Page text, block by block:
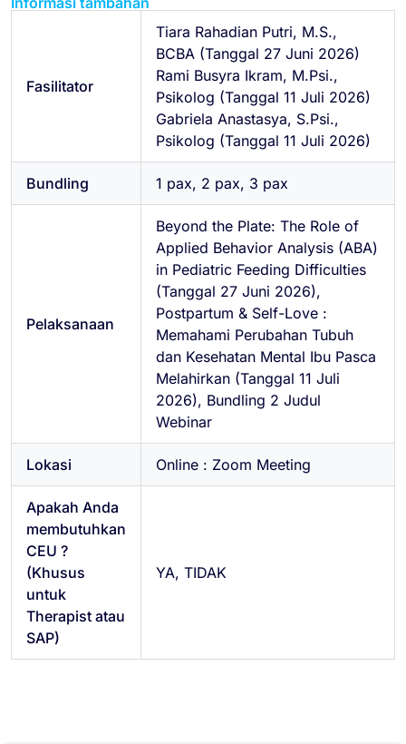
Fasilitator
Tiara Rahadian Putri, M.S.,
BCBA (Tanggal 27 Juni 2026)
Rami Busyra Ikram, M.Psi.,
Psikolog (Tanggal 11 Juli 2026)
Gabriela Anastasya, S.Psi.,
Psikolog (Tanggal 11 Juli 2026)
Bundling 1 pax, 2 pax, 3 pax
Pelaksanaan
Beyond the Plate: The Role of
Applied Behavior Analysis (ABA)
in Pediatric Feeding Difficulties
(Tanggal 27 Juni 2026),
Postpartum & Self-Love :
Memahami Perubahan Tubuh
dan Kesehatan Mental Ibu Pasca
Melahirkan (Tanggal 11 Juli
2026), Bundling 2 Judul
Webinar
Lokasi Online : Zoom Meeting
Apakah Anda
membutuhkan
CEU ?
(Khusus
untuk
Therapist atau
SAP)
YA, TIDAK